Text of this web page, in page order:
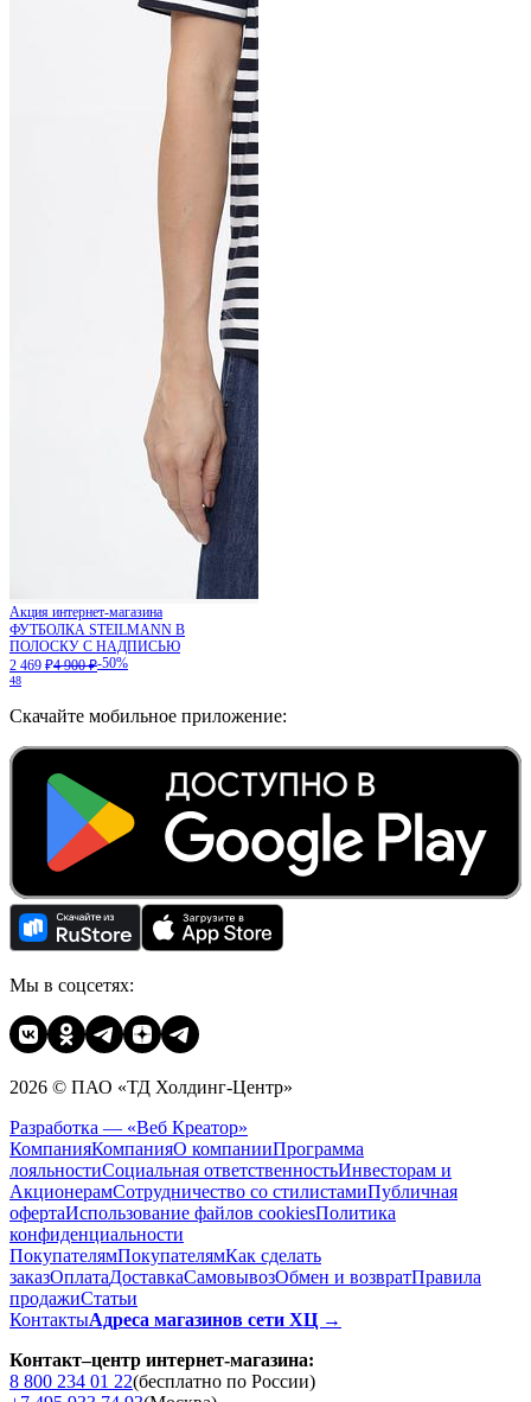
Акция интернет-магазина
ФУТБОЛКА STEILMANN В
ПОЛОСКУ С НАДПИСЬЮ
2 469 ₽4 900 ₽-50%
48
Скачайте мобильное приложение:
Мы в соцсетях:
2026 © ПАО «ТД Холдинг-Центр»
Разработка — «Веб Креатор»
КомпанияКомпанияО компанииПрограмма
лояльностиСоциальная ответственностьИнвесторам и
АкционерамСотрудничество со стилистамиПубличная
офертаИспользование файлов cookiesПолитика
конфиденциальности
ПокупателямПокупателямКак сделать
заказОплатаДоставкаCамовывозОбмен и возвратПравила
продажиСтатьи
КонтактыАдреса магазинов сети ХЦ →
Контакт–центр интернет-магазина:
8 800 234 01 22(бесплатно по России)